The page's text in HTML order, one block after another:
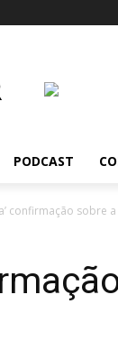
PODCAST
confirmação sobre